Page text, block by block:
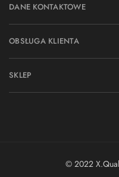
DANE KONTAKTOWE
OBSŁUGA KLIENTA
SKLEP
© 2022